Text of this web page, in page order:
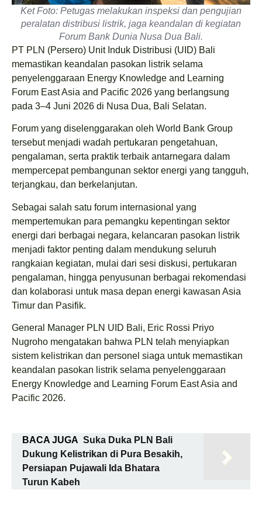
Ket Foto: Petugas melakukan inspeksi dan pengujian
peralatan distribusi listrik, jaga keandalan di kegiatan
Forum Bank Dunia Nusa Dua Bali.
PT PLN (Persero) Unit Induk Distribusi (UID) Bali
memastikan keandalan pasokan listrik selama
penyelenggaraan Energy Knowledge and Learning
Forum East Asia and Pacific 2026 yang berlangsung
pada 3–4 Juni 2026 di Nusa Dua, Bali Selatan.
Forum yang diselenggarakan oleh World Bank Group
tersebut menjadi wadah pertukaran pengetahuan,
pengalaman, serta praktik terbaik antarnegara dalam
mempercepat pembangunan sektor energi yang tangguh,
terjangkau, dan berkelanjutan.
Sebagai salah satu forum internasional yang
mempertemukan para pemangku kepentingan sektor
energi dari berbagai negara, kelancaran pasokan listrik
menjadi faktor penting dalam mendukung seluruh
rangkaian kegiatan, mulai dari sesi diskusi, pertukaran
pengalaman, hingga penyusunan berbagai rekomendasi
dan kolaborasi untuk masa depan energi kawasan Asia
Timur dan Pasifik.
General Manager PLN UID Bali, Eric Rossi Priyo
Nugroho mengatakan bahwa PLN telah menyiapkan
sistem kelistrikan dan personel siaga untuk memastikan
keandalan pasokan listrik selama penyelenggaraan
Energy Knowledge and Learning Forum East Asia and
Pacific 2026.
BACA JUGA Suka Duka PLN Bali
Dukung Kelistrikan di Pura Besakih,
Persiapan Pujawali Ida Bhatara
Turun Kabeh